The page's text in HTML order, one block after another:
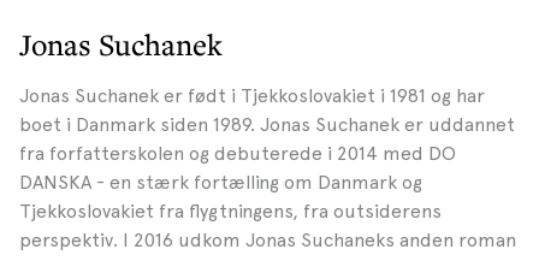
Jonas Suchanek
Jonas Suchanek er født i Tjekkoslovakiet i 1981 og har
boet i Danmark siden 1989. Jonas Suchanek er uddannet
fra forfatterskolen og debuterede i 2014 med DO
DANSKA - en stærk fortælling om Danmark og
Tjekkoslovakiet fra flygtningens, fra outsiderens
perspektiv. I 2016 udkom Jonas Suchaneks anden roman